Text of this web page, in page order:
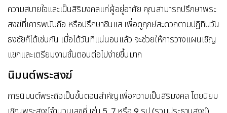
ความสบายใจและเป็นสิริมงคลแก่ผู้อยู่อาศัย คุณสามารถปรึกษาพระ
สงฆ์ที่เคารพนับถือ หรือปรึกษาซินแส เพื่อดูฤกษ์สะดวกตามปฏิทินวัน
ธงชัยก็ได้เช่นกัน เมื่อได้วันที่แน่นอนแล้ว จะช่วยให้การวางแผนเชิญ
แขกและเตรียมงานขั้นตอนต่อไปง่ายขึ้นมาก
นิมนต์พระสงฆ์
การนิมนต์พระถือเป็นขั้นตอนสำคัญเพื่อความเป็นสิริมงคล โดยนิยม
เชิญพระสงฆ์จำนวนเลขคี่ เช่น 5, 7 หรือ 9 รูป (รวมประธานสงฆ์)